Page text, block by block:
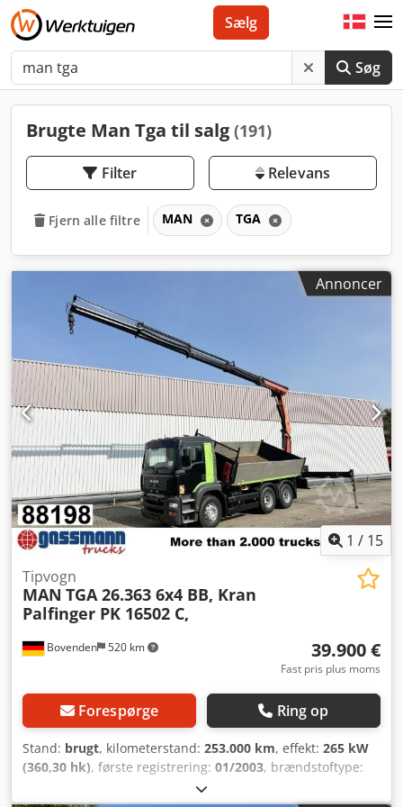
Søg
Sælg
Brugte Man Tga til salg (191)
Filter Relevans
Fjern alle filtre MAN TGA
Annoncer
1 / 15
Bovenden 520 km
Tipvogn
MAN TGA 26.363 6x4 BB, Kran
Palfinger PK 16502 C,
39.900 €
Fast pris plus moms
Forespørge Ring op
Stand: brugt, kilometerstand: 253.000 km, effekt: 265 kW
(360,30 hk), første registrering: 01/2003, brændstoftype:
, maksimal lastvægt: